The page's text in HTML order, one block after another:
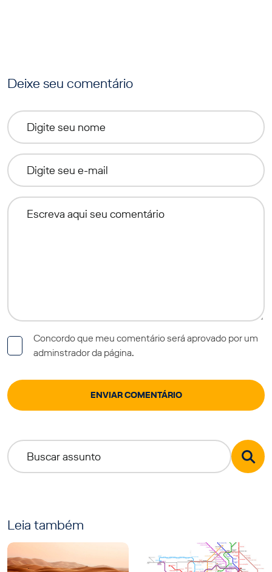
Deixe seu comentário
Concordo que meu comentário será aprovado por um
adminstrador da página.
Leia também